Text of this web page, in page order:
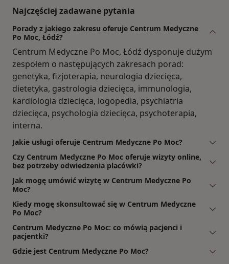
Najczęściej zadawane pytania
Porady z jakiego zakresu oferuje Centrum Medyczne
Po Moc, Łódź?
Centrum Medyczne Po Moc, Łódź dysponuje dużym
zespołem o następujących zakresach porad:
genetyka, fizjoterapia, neurologia dziecięca,
dietetyka, gastrologia dziecięca, immunologia,
kardiologia dziecięca, logopedia, psychiatria
dziecięca, psychologia dziecięca, psychoterapia,
interna.
Jakie usługi oferuje Centrum Medyczne Po Moc?
Czy Centrum Medyczne Po Moc oferuje wizyty online,
bez potrzeby odwiedzenia placówki?
Jak mogę umówić wizytę w Centrum Medyczne Po
Moc?
Kiedy mogę skonsultować się w Centrum Medyczne
Po Moc?
Centrum Medyczne Po Moc: co mówią pacjenci i
pacjentki?
Gdzie jest Centrum Medyczne Po Moc?